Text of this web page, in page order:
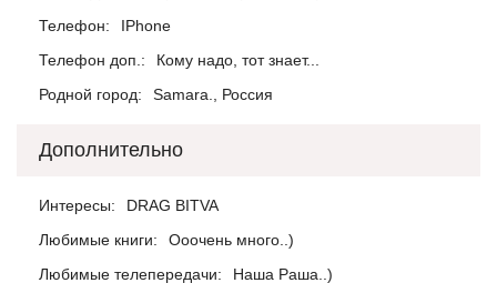
Телефон:
IPhone
Телефон доп.:
Кому надо, тот знает...
Родной город:
Samara., Россия
Дополнительно
Интересы:
DRAG BITVA
Любимые книги:
Ооочень много..)
Любимые телепередачи:
Наша Раша..)